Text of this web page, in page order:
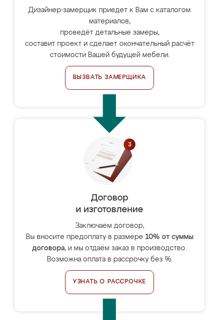
Дизайнер-замерщик приедет к Вам с каталогом
материалов,
проведёт детальные замеры,
составит проект и сделает окончательный расчёт
стоимости Вашей будущей мебели.
ВЫЗВАТЬ ЗАМЕРЩИКА
Договор
и изготовление
Заключаем договор,
Вы вносите предоплату в размере 10% от суммы
договора, и мы отдаём заказ в производство.
Возможна оплата в рассрочку без %.
УЗНАТЬ О РАССРОЧКЕ